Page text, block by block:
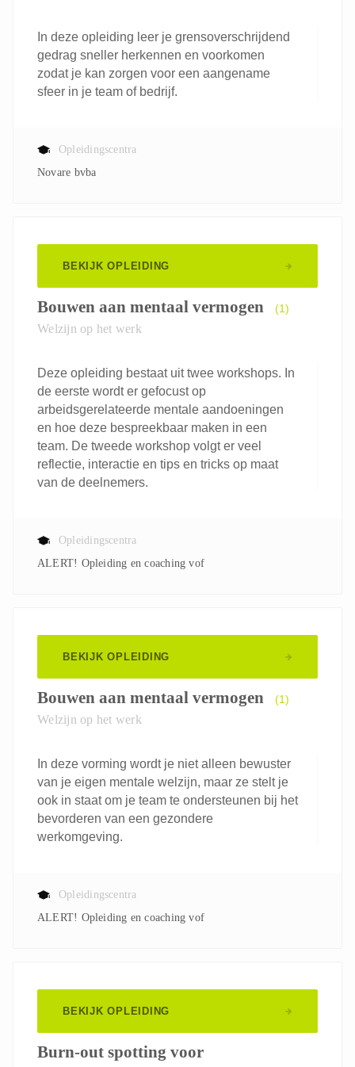
In deze opleiding leer je grensoverschrijdend
gedrag sneller herkennen en voorkomen
zodat je kan zorgen voor een aangename
sfeer in je team of bedrijf.
Opleidingscentra
Novare bvba
BEKIJK OPLEIDING
Bouwen aan mentaal vermogen (1)
Welzijn op het werk
Deze opleiding bestaat uit twee workshops. In
de eerste wordt er gefocust op
arbeidsgerelateerde mentale aandoeningen
en hoe deze bespreekbaar maken in een
team. De tweede workshop volgt er veel
reflectie, interactie en tips en tricks op maat
van de deelnemers.
Opleidingscentra
ALERT! Opleiding en coaching vof
BEKIJK OPLEIDING
Bouwen aan mentaal vermogen (1)
Welzijn op het werk
In deze vorming wordt je niet alleen bewuster
van je eigen mentale welzijn, maar ze stelt je
ook in staat om je team te ondersteunen bij het
bevorderen van een gezondere
werkomgeving.
Opleidingscentra
ALERT! Opleiding en coaching vof
BEKIJK OPLEIDING
Burn-out spotting voor